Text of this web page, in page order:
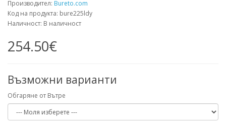
Производител: Bureto.com
Код на продукта: bure225ldу
Наличност: В наличност
254.50€
Възможни варианти
Обгаряне от Вътре